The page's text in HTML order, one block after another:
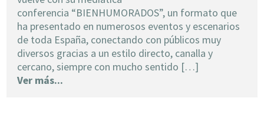
conferencia “BIENHUMORADOS”, un formato que
ha presentado en numerosos eventos y escenarios
de toda España, conectando con públicos muy
diversos gracias a un estilo directo, canalla y
cercano, siempre con mucho sentido […]
Ver más...